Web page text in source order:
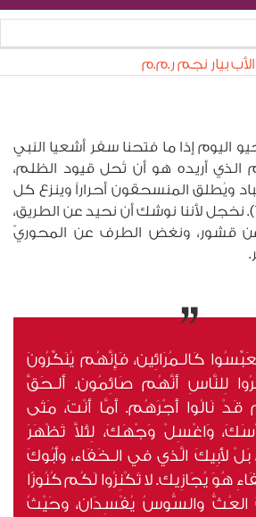
بيار نجم ر.م.م
إذا ما فتحنا سفر أشعيا النبي
الذي أريده هو أن تُحل قيود الظلم،
ويُطلق المنسحقون أحراراً وينزع كل
قيد عنهم". (أش58، 6). نخجل لأننا نوشك أن نحيد عن الطريق،
قشور، ونغض الطرف عن المحوريّ
كَالـمُرَائِين، فَإِنَّهُم يُنَكِّرُونَ
لِلنَّاسِ أَنَّهُم صَائِمُون. أَلـحَقَّ
نَالُوا أَجْرَهُم. أَمَّا أَنْتَ، مَتَى
وَاغْسِلْ وَجْهَكَ، لِئَلاَّ تَظْهَرَ
لأَبِيكَ الَّذي في الـخَفَاء، وأَبُوكَ
هُوَ يُجَازِيك. لا تَكْنِزُوا لَكُم كُنُوزًا
العُثُّ والسُّوسُ يُفْسِدَان، وحَيْثُ